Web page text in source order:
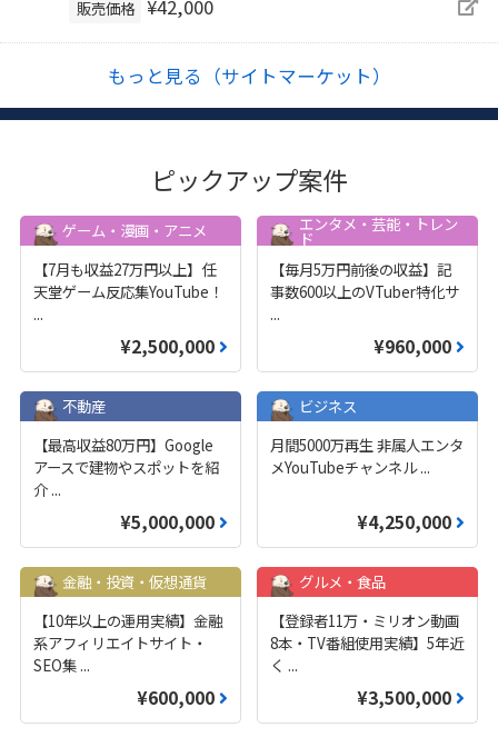
販売価格 ¥42,000
もっと見る（サイトマーケット）
ピックアップ案件
ゲーム・漫画・アニメ
【7月も収益27万円以上】任
天堂ゲーム反応集YouTube！
...
¥2,500,000
エンタメ・芸能・トレン
ド
【毎月5万円前後の収益】記
事数600以上のVTuber特化サ
...
¥960,000
不動産
【最高収益80万円】Google
アースで建物やスポットを紹
介 ...
¥5,000,000
ビジネス
月間5000万再生 非属人エンタ
メYouTubeチャンネル...
¥4,250,000
金融・投資・仮想通貨
【10年以上の運用実績】金融
系アフィリエイトサイト・
SEO集 ...
¥600,000
グルメ・食品
【登録者11万・ミリオン動画
8本・TV番組使用実績】5年近
く ...
¥3,500,000